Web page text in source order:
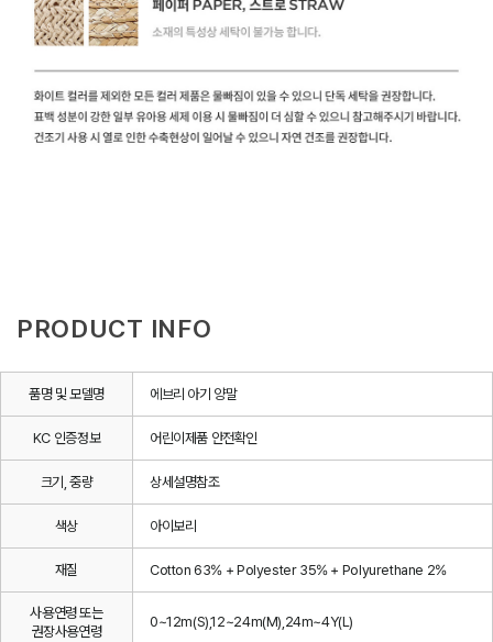
PRODUCT INFO
품명 및 모델명 에브리 아기 양말
KC 인증정보 어린이제품 안전확인
크기, 중량 상세설명참조
색상 아이보리
재질 Cotton 63% + Polyester 35% + Polyurethane 2%
사용연령 또는
권장사용연령
0~12m(S),12~24m(M),24m~4Y(L)